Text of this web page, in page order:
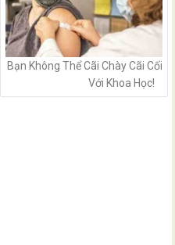
Bạn Không Thể Cãi Chày Cãi Cối
Với Khoa Học!